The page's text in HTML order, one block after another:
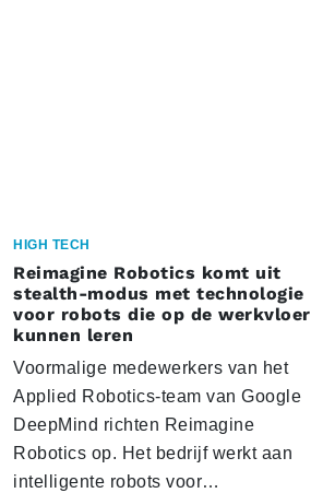
HIGH TECH
Reimagine Robotics komt uit
stealth-modus met technologie
voor robots die op de werkvloer
kunnen leren
Voormalige medewerkers van het
Applied Robotics-team van Google
DeepMind richten Reimagine
Robotics op. Het bedrijf werkt aan
intelligente robots voor…